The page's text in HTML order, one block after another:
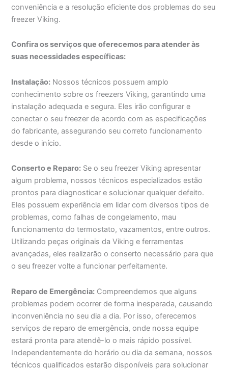
conveniência e a resolução eficiente dos problemas do seu
freezer Viking.
Confira os serviços que oferecemos para atender às
suas necessidades específicas:
Instalação: Nossos técnicos possuem amplo
conhecimento sobre os freezers Viking, garantindo uma
instalação adequada e segura. Eles irão configurar e
conectar o seu freezer de acordo com as especificações
do fabricante, assegurando seu correto funcionamento
desde o início.
Conserto e Reparo: Se o seu freezer Viking apresentar
algum problema, nossos técnicos especializados estão
prontos para diagnosticar e solucionar qualquer defeito.
Eles possuem experiência em lidar com diversos tipos de
problemas, como falhas de congelamento, mau
funcionamento do termostato, vazamentos, entre outros.
Utilizando peças originais da Viking e ferramentas
avançadas, eles realizarão o conserto necessário para que
o seu freezer volte a funcionar perfeitamente.
Reparo de Emergência: Compreendemos que alguns
problemas podem ocorrer de forma inesperada, causando
inconveniência no seu dia a dia. Por isso, oferecemos
serviços de reparo de emergência, onde nossa equipe
estará pronta para atendê-lo o mais rápido possível.
Independentemente do horário ou dia da semana, nossos
técnicos qualificados estarão disponíveis para solucionar